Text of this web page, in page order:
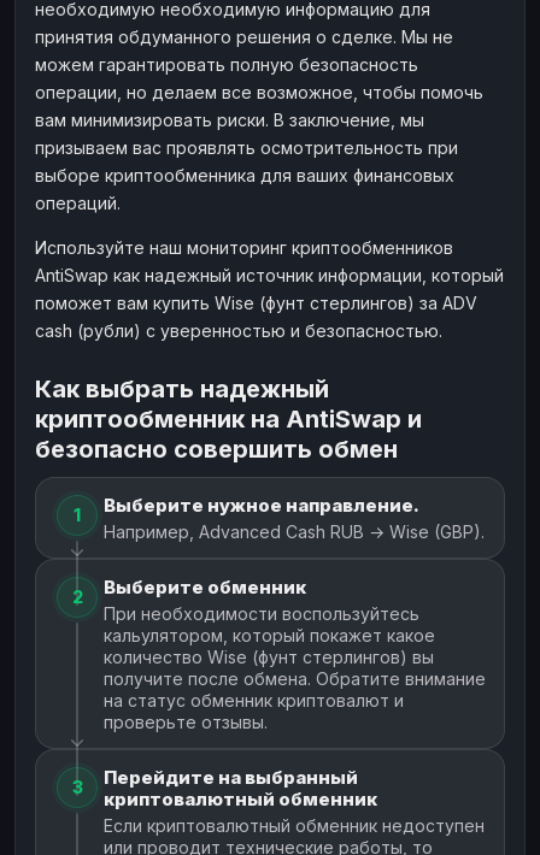
необходимую необходимую информацию для
принятия обдуманного решения о сделке. Мы не
можем гарантировать полную безопасность
операции, но делаем все возможное, чтобы помочь
вам минимизировать риски. В заключение, мы
призываем вас проявлять осмотрительность при
выборе криптообменника для ваших финансовых
операций.
Используйте наш мониторинг криптообменников
AntiSwap как надежный источник информации, который
поможет вам купить Wise (фунт стерлингов) за ADV
cash (рубли) с уверенностью и безопасностью.
Как выбрать надежный
криптообменник на AntiSwap и
безопасно совершить обмен
1 Выберите нужное направление.
Например, Advanced Cash RUB → Wise (GBP).
2 Выберите обменник
При необходимости воспользуйтесь
кальулятором, который покажет какое
количество Wise (фунт стерлингов) вы
получите после обмена. Обратите внимание
на статус обменник криптовалют и
проверьте отзывы.
3
Перейдите на выбранный
криптовалютный обменник
Если криптовалютный обменник недоступен
или проводит технические работы, то